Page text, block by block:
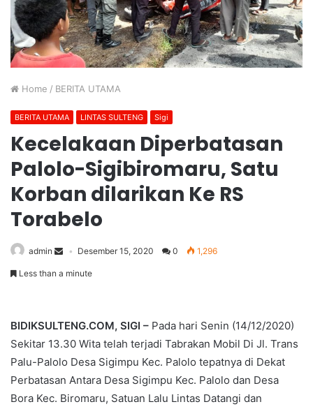
Home / BERITA UTAMA
BERITA UTAMA LINTAS SULTENG Sigi
Kecelakaan Diperbatasan
Palolo-Sigibiromaru, Satu
Korban dilarikan Ke RS
Torabelo
admin Desember 15, 2020 0 1,296
Less than a minute
BIDIKSULTENG.COM, SIGI – Pada hari Senin (14/12/2020)
Sekitar 13.30 Wita telah terjadi Tabrakan Mobil Di Jl. Trans
Palu-Palolo Desa Sigimpu Kec. Palolo tepatnya di Dekat
Perbatasan Antara Desa Sigimpu Kec. Palolo dan Desa
Bora Kec. Biromaru, Satuan Lalu Lintas Datangi dan